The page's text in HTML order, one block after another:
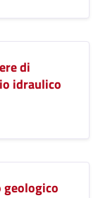
di
idraulico